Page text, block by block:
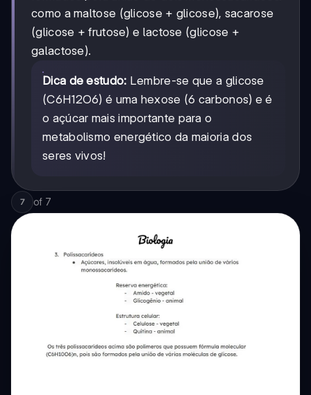
como a maltose (glicose + glicose), sacarose
(glicose + frutose) e lactose (glicose +
galactose).
Dica de estudo: Lembre-se que a glicose
(C6H12O6) é uma hexose (6 carbonos) e é
o açúcar mais importante para o
metabolismo energético da maioria dos
seres vivos!
7 of 7